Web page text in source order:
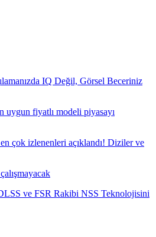
IQ Değil, Görsel Beceriniz
uygun fiyatlı modeli piyasayı
çok izlenenleri açıklandı! Diziler ve
ve FSR Rakibi NSS Teknolojisini